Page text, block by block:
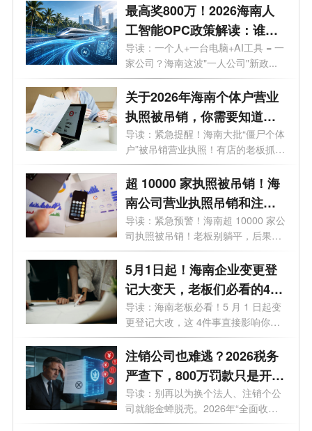
最高奖800万！2026海南人
工智能OPC政策解读：谁可
以拿、能拿多少、怎么落
地？一文了解！
导读：一个人+一台电脑+AI工具 = 一
家公司？海南这波"一人公司"新政...
关于2026年海南个体户营业
执照被吊销，你需要知道的
10大问题
导读：紧急提醒！海南大批“僵尸个体
户”被吊销营业执照！有店的老板抓
紧...
超 10000 家执照被吊销！海
南公司营业执照吊销和注销
一样吗？企业被吊销后应该
怎么处理？看这篇就够了！
导读：紧急预警！海南超 10000 家公
司执照被吊销！老板别躺平，后果直
接影...
5月1日起！海南企业变更登
记大变天，老板们必看的4个
关键影响
导读：海南老板必看！5 月 1 日起变
更登记大改，这 4件事直接影响你的
钱袋...
注销公司也难逃？2026税务
严查下，800万罚款只是开
始！老板们的最后自救指南
导读：别再以为换个法人、注销个公
司就能金蝉脱壳。2026年“全面收割
期”...